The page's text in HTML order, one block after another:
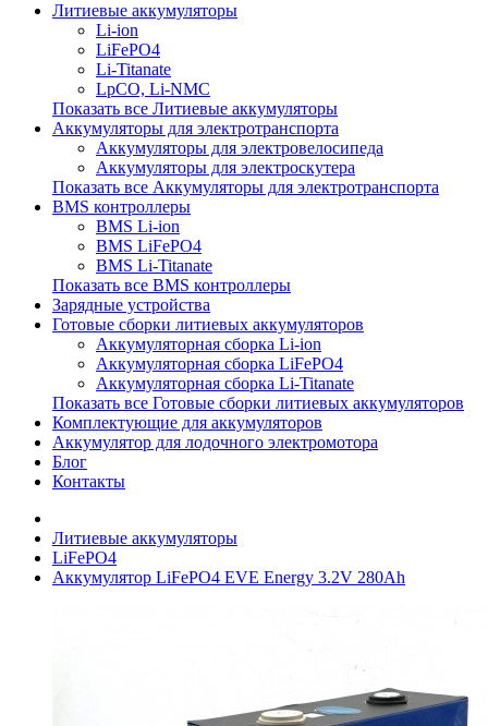
Литиевые аккумуляторы
Li-ion
LiFePO4
Li-Titanate
LpCO, Li-NMC
Показать все Литиевые аккумуляторы
Аккумуляторы для электротранспорта
Аккумуляторы для электровелосипеда
Аккумуляторы для электроскутера
Показать все Аккумуляторы для электротранспорта
BMS контроллеры
BMS Li-ion
BMS LiFePO4
BMS Li-Titanate
Показать все BMS контроллеры
Зарядные устройства
Готовые сборки литиевых аккумуляторов
Аккумуляторная сборка Li-ion
Аккумуляторная сборка LiFePO4
Аккумуляторная сборка Li-Titanate
Показать все Готовые сборки литиевых аккумуляторов
Комплектующие для аккумуляторов
Аккумулятор для лодочного электромотора
Блог
Контакты
Литиевые аккумуляторы
LiFePO4
Аккумулятор LiFePO4 EVE Energy 3.2V 280Ah